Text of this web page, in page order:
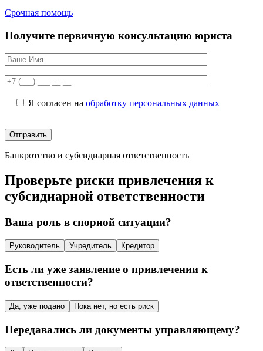
Срочная помощь
Получите первичную консультацию юриста
Я согласен на обработку персональных данных
Банкротство и субсидиарная ответственность
Проверьте риски привлечения к
субсидиарной ответственности
Ваша роль в спорной ситуации?
Руководитель Учредитель Кредитор
Есть ли уже заявление о привлечении к
ответственности?
Да, уже подано Пока нет, но есть риск
Передавались ли документы управляющему?